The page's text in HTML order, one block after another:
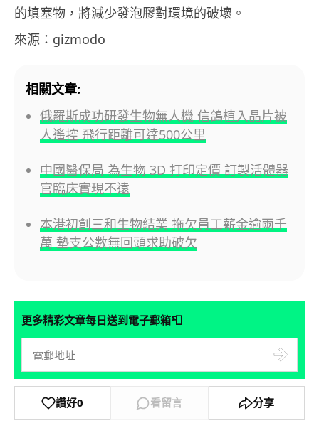
的填塞物，將減少發泡膠對環境的破壞。
來源：gizmodo
相關文章:
俄羅斯成功研發生物無人機 信鴿植入晶片被
人遙控 飛行距離可達500公里
中國醫保局 為生物 3D 打印定價 訂製活體器
官臨床實現不遠
本港初創三和生物結業 拖欠員工薪金逾兩千
萬 墊支公數無回頭求助破欠
更多精彩文章每日送到電子郵箱📮
讚好0 看留言 分享